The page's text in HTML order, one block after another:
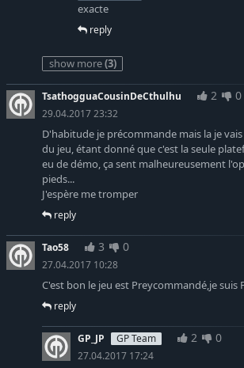
exacte
reply
show more(3)
TsathogguaCousinDeCthulhu 2 0
29.04.2017 23:32
D'habitude je précommande mais la je
du jeu, étant donné que c'est la seule
eu de démo, ça sent malheureusement
pieds...
J'espère me tromper
reply
Tao58 3 0
27.04.2017 10:28
C'est bon le jeu est Preycommandé,je suis
reply
GP_JP GP Team 2 0
27.04.2017 17:24